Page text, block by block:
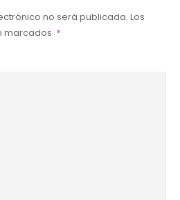
no será publicada. Los
marcados *